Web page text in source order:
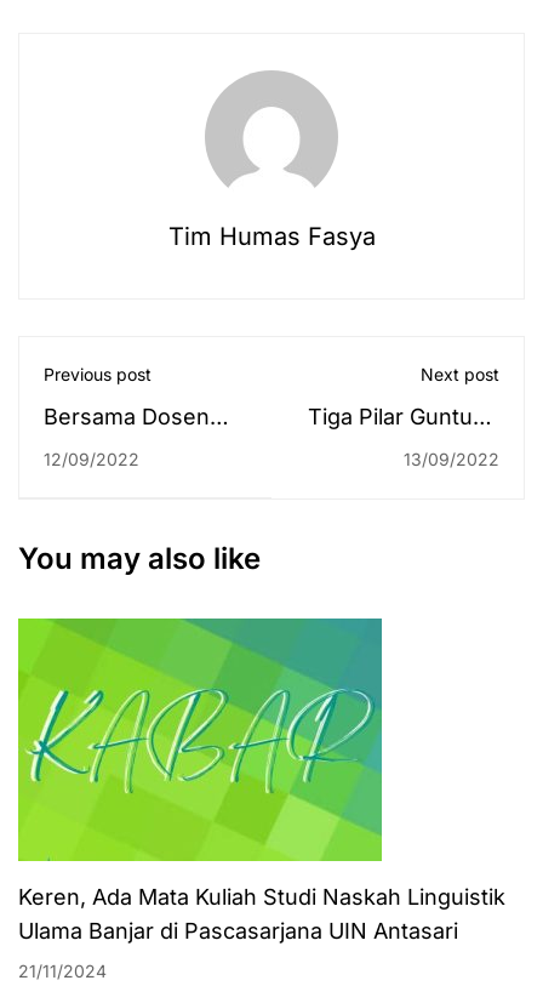
Tim Humas Fasya
Previous post
Bersama Dosen
Malaysia, LP2M
Metode Cepat Bisa
12/09/2022
Next post
Tiga Pilar Guntung
Manggis Dukung
13/09/2022
You may also like
Keren, Ada Mata Kuliah Studi Naskah Linguistik
Ulama Banjar di Pascasarjana UIN Antasari
21/11/2024